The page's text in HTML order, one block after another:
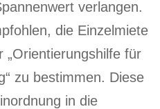
verlangen.
die Einzelmiete
„Orientierungshilfe für
zu bestimmen. Diese
in die